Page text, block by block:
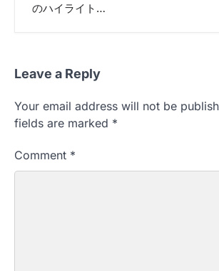
のハイライト…
Leave a Reply
Your email address will not be
fields are marked *
Comment *